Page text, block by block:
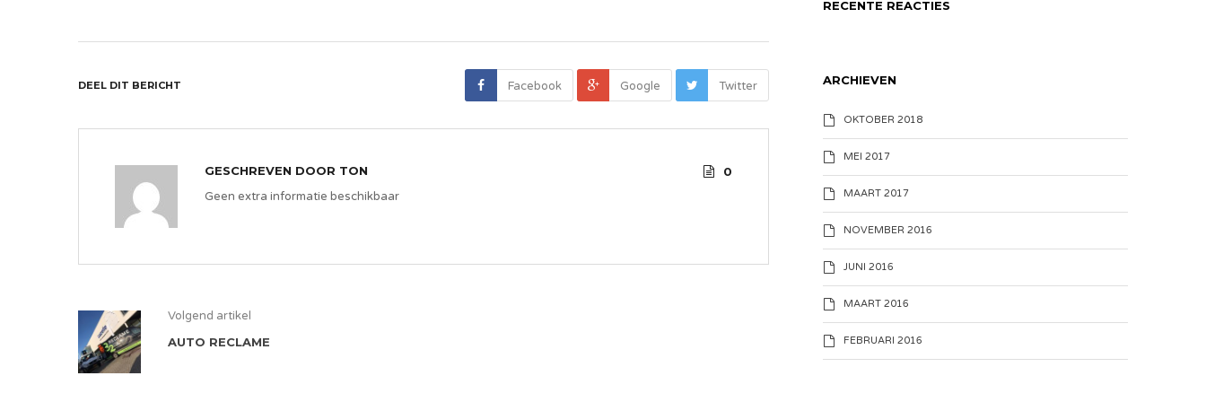
DEEL DIT BERICHT Twitter
Google
Facebook
GESCHREVEN DOOR TON
0
Geen extra informatie beschikbaar
Volgend artikel
AUTO RECLAME
RECENTE REACTIES
ARCHIEVEN
OKTOBER 2018
MEI 2017
MAART 2017
NOVEMBER 2016
JUNI 2016
MAART 2016
FEBRUARI 2016